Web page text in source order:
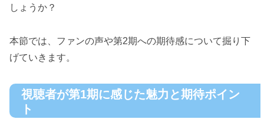
しょうか？
本節では、ファンの声や第2期への期待感について掘り下
げていきます。
視聴者が第1期に感じた魅力と期待ポイン
ト